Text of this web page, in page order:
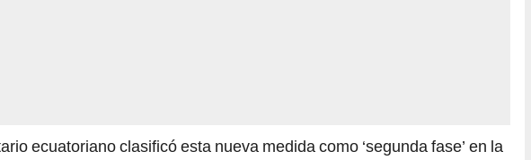
ecuatoriano clasificó esta nueva medida como ‘segunda fase’ en la